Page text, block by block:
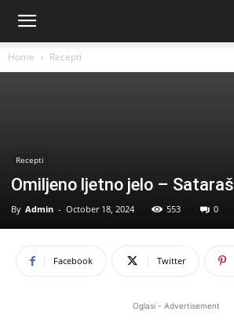
Home Recepti
Recepti
Omiljeno ljetno jelo – Sataraš
By Admin - October 18, 2024 553 0
Facebook Twitter
Oglasi - Advertisement